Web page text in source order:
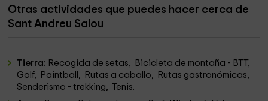
Otras actividades que puedes hacer cerca de
Sant Andreu Salou
Tierra: Recogida de setas, Bicicleta de montaña - BTT,
Golf, Paintball, Rutas a caballo, Rutas gastronómicas,
Senderismo - trekking, Tenis.